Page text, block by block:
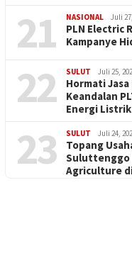
21 NASIONAL Juli
PLN Electric
Kampanye
22 SULUT Juli 25,
Hormati
Keandalan
Energi
23 SULUT Juli 24,
Topang
Suluttenggo
Agriculture